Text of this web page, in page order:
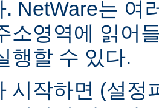
. NetWare는 여
소영역에 읽어
행할 수 있다.
시작하면 (설정